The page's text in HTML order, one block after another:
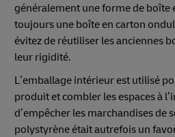
généralement une forme de boîte
toujours une boîte en carton
évitez de réutiliser les anciennes
leur rigidité.
L’emballage intérieur est utilisé
produit et combler les espaces à
d’empêcher les marchandises de
polystyrène était autrefois un